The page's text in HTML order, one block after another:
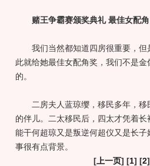
赌王争霸赛颁奖典礼 最佳女配
我们当然都知道四房很重要，但
此就给她最佳女配角奖，我们不是
的。
二房夫人蓝琼缨，移民多年，移
的伴儿。二太移民后，四太才凭着
能干何超琼又是叛逆何超仪又是长
事很有点背景。
[ 上一页] [1] [2